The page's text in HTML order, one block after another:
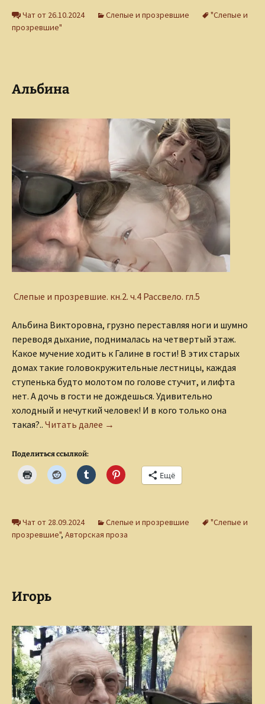
Чат от 26.10.2024 Слепые и прозревшие
"Слепые и
прозревшие"
Альбина
Слепые и прозревшие. кн.2. ч.4 Рассвело. гл.5
Альбина Викторовна, грузно переставляя ноги и шумно
переводя дыхание, поднималась на четвертый этаж.
Какое мучение ходить к Галине в гости! В этих старых
домах такие головокружительные лестницы, каждая
ступенька будто молотом по голове стучит, и лифта
нет. А дочь в гости не дождешься. Удивительно
холодный и нечуткий человек! И в кого только она
такая?.. Читать далее Альбина
→
Поделиться ссылкой:
Ещё
Чат от 28.09.2024 Слепые и прозревшие
"Слепые и
прозревшие", Авторская проза
Игорь